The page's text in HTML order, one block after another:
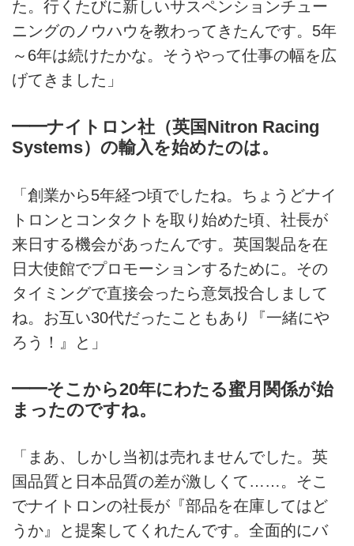
た。行くたびに新しいサスペンションチュー
ニングのノウハウを教わってきたんです。5年
～6年は続けたかな。そうやって仕事の幅を広
げてきました」
━━ナイトロン社（英国Nitron Racing
Systems）の輸入を始めたのは。
「創業から5年経つ頃でしたね。ちょうどナイ
トロンとコンタクトを取り始めた頃、社長が
来日する機会があったんです。英国製品を在
日大使館でプロモーションするために。その
タイミングで直接会ったら意気投合しまして
ね。お互い30代だったこともあり『一緒にや
ろう！』と」
━━そこから20年にわたる蜜月関係が始
まったのですね。
「まあ、しかし当初は売れませんでした。英
国品質と日本品質の差が激しくて……。そこ
でナイトロンの社長が『部品を在庫してはど
うか』と提案してくれたんです。全面的にバ